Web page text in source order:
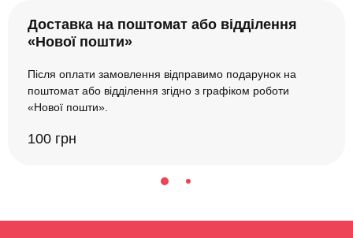
Доставка на поштомат або відділення
«Нової пошти»
Після оплати замовлення відправимо подарунок на
поштомат або відділення згідно з графіком роботи
«Нової пошти».
100 грн